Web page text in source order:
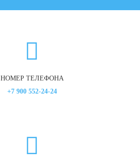
НОМЕР ТЕЛЕФОНА
+7 900 552-24-24